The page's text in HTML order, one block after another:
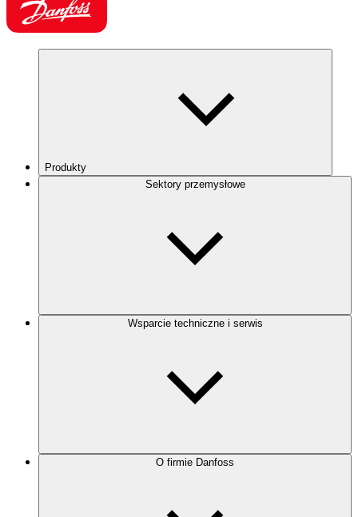
Produkty
Sektory przemysłowe
Wsparcie techniczne i serwis
O firmie Danfoss